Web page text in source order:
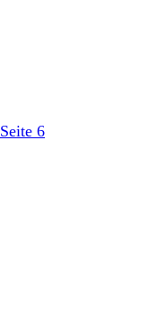
Seite 6